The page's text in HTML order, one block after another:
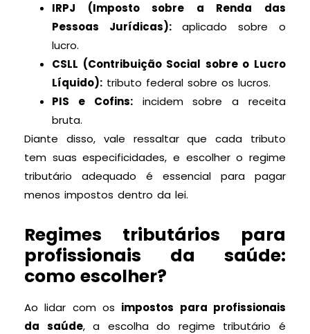
IRPJ (Imposto sobre a Renda das
Pessoas Jurídicas): aplicado sobre o
lucro.
CSLL (Contribuição Social sobre o Lucro
Líquido): tributo federal sobre os lucros.
PIS e Cofins:incidem sobre a receita
bruta.
Diante disso, vale ressaltar que cada tributo
tem suas especificidades, e escolher o regime
tributário adequado é essencial para pagar
menos impostos dentro da lei.
Regimes tributários para
profissionais da saúde:
como escolher?
Ao lidar com os impostos para profissionais
da saúde, a escolha do regime tributário é